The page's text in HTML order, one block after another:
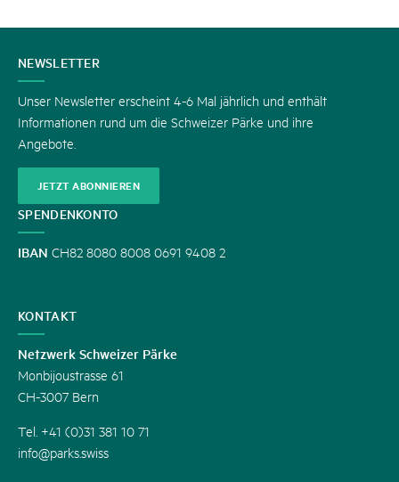
KONTAKT
NEWSLETTER
Unser Newsletter erscheint 4-6 Mal jährlich und enthält
Informationen rund um die Schweizer Pärke und ihre
Angebote.
JETZT ABONNIEREN
SPENDENKONTO
IBAN CH82 8080 8008 0691 9408 2
KONTAKT
Netzwerk Schweizer Pärke
Monbijoustrasse 61
CH-3007 Bern
Tel. +41 (0)31 381 10 71
info@parks.swiss